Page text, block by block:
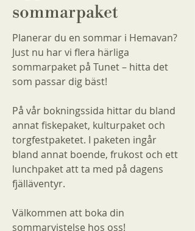
sommarpaket
Planerar du en sommar i Hemavan?
Just nu har vi flera härliga
sommarpaket på Tunet – hitta det
som passar dig bäst!
På vår bokningssida hittar du bland
annat fiskepaket, kulturpaket och
torgfestpaketet. I paketen ingår
bland annat boende, frukost och ett
lunchpaket att ta med på dagens
fjälläventyr.
Välkommen att boka din
sommarvistelse hos oss!